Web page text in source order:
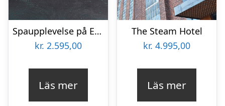
Spaupplevelse på Elite Hotel Marina Tower
kr. 2.595,00
Läs mer
The Steam Hotel
kr. 4.995,00
Läs mer